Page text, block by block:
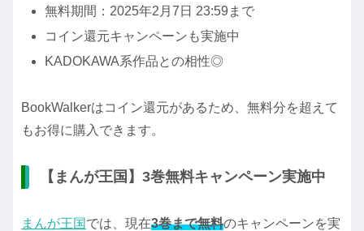
無料期間：2025年2月7日 23:59まで
コイン還元キャンペーンも実施中
KADOKAWA系作品との相性◎
BookWalkerはコイン還元があるため、無料分を超えて
もお得に購入できます。
【まんが王国】3巻無料キャンペーン実施中
まんが王国 では、現在3巻まで無料のキャンペーンを実